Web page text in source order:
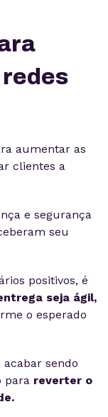
aumentar as
clientes a
e segurança
seu
positivos, é
seja ágil,
o esperado
acabar sendo
para reverter o